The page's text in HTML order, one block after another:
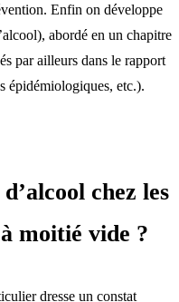
Enfin on développe
abordé en un chapitre
par ailleurs dans le rapport
épidémiologiques, etc.).
chez les
moitié vide ?
dresse un constat